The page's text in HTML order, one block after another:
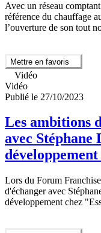
Avec un réseau
référence du chauffage
l’ouverture de son tout
Mettre en favoris
Vidéo
Vidéo
Publié le 27/10/2023
Les ambitions
avec Stéphane
Lors du Forum
d'échanger avec
développement chez